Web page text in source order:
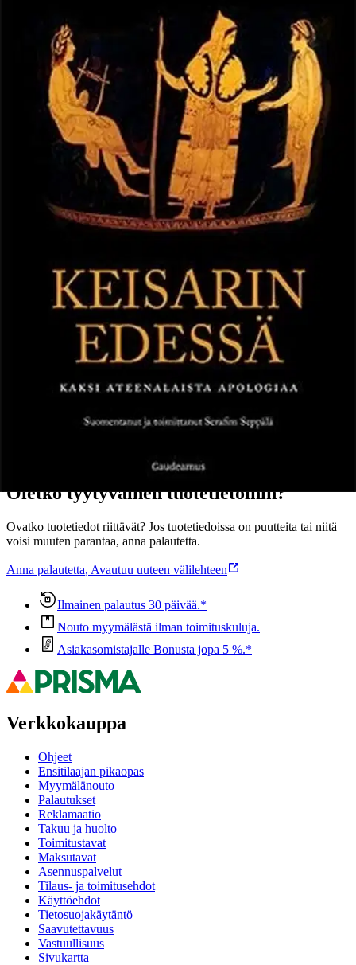
Tuotekuvaus
Keisarin edessä sisältää kaksi ainutlaatuista, varhaisten kristittyjen
elämästä kertovaa tekstiä antiikin Kreikasta. Tekstit on kirjoitettu
apologioiksi eli puolustuspuheiksi keisarille kristittyjen vainoja
vastaan, kun nämä olivat uusia tulijoita Euroopassa. Niissä perätään
suvaitsevaisuutta, monikulttuurisuutta ja kristittyjen oikeutta
tasavertaiseen kohteluun oikeudessa. Aristides Ateenalaisen 120-
luvulla jKr.kirjoitettu puhe avaa varhaista kristinuskoa
hellenistisessä kulttuurissa ajalta, jolloin Uutta testamenttia ei vielä
osoitettu filosofikeisari Marcus Aureliukselle. Miten vainotun
uskonnon edustaja perustelee keisarin edessä sitä, että keisarit eivät
ole jumalia? Tekstit edustavat varhaisinta kristillistä kirjallisuutta ja
ilmentävät yhteyksiä hellenistiseen sivistykseen ja kulttuuriin.
Aristides ja Athanagoras osoittavat perusteellisesti tuntevansa niin
kreikkalaisen mytologian, filosofian kuin draamakirjallisuudenkin.
tuotekuvausta
Ominaisuudet
Oletko tyytyväinen tuotetietoihin?
Ovatko tuotetiedot riittävät? Jos tuotetiedoissa on puutteita tai niitä
voisi muuten parantaa, anna palautetta.
Anna palautetta, Avautuu uuteen välilehteen
Ilmainen palautus 30 päivää.*
Nouto myymälästä ilman toimituskuluja.
Asiakasomistajalle Bonusta jopa 5 %.*
Verkkokauppa
Ohjeet
Ensitilaajan pikaopas
Myymälänouto
Palautukset
Reklamaatio
Takuu ja huolto
Toimitustavat
Maksutavat
Asennuspalvelut
Tilaus- ja toimitusehdot
Käyttöehdot
Tietosuojakäytäntö
Saavutettavuus
Vastuullisuus
Sivukartta